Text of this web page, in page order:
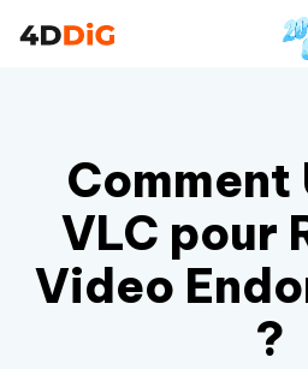
VLC pour
Video
?